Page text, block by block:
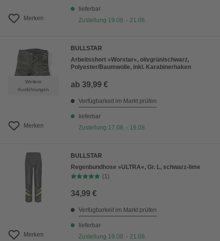
Merken
lieferbar
Zustellung 19.08. - 21.08.
Weitere
Ausführungen
Merken
BULLSTAR
Arbeitsshort »Worxtar«, olivgrün/schwarz,
Polyester/Baumwolle, inkl. Karabinerhaken
ab 39,99 €
Verfügbarkeit im Markt prüfen
lieferbar
Zustellung 17.08. - 19.08.
Merken
BULLSTAR
Regenbundhose »ULTRA«, Gr. L, schwarz-lime
(1)
34,99 €
Verfügbarkeit im Markt prüfen
lieferbar
Zustellung 19.08. - 21.08.